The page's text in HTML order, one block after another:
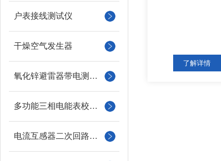
户表接线测试仪
干燥空气发生器
氧化锌避雷器带电测试仪（氧化锌避雷器测试仪）
多功能三相电能表校验仪
电流互感器二次回路负载测试仪
了解详情